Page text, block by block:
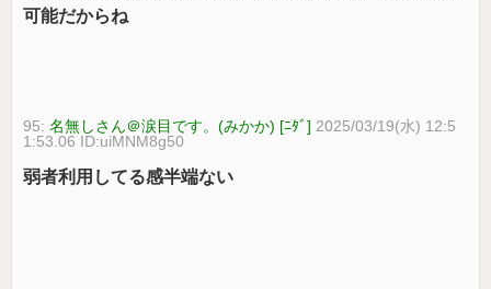
可能だからね
95:名無しさん＠涙目です。(みかか) [ﾆﾀﾞ] 2025/03/19(水) 12:5
1:53.06 ID:uiMNM8g50
弱者利用してる感半端ない